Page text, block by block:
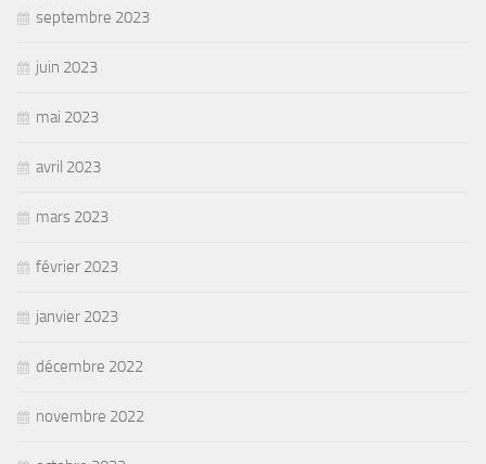
septembre 2023
juin 2023
mai 2023
avril 2023
mars 2023
février 2023
janvier 2023
décembre 2022
novembre 2022